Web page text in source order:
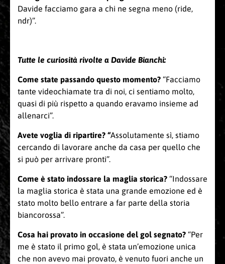
Davide facciamo gara a chi ne segna meno (ride,
ndr)”.
Tutte le curiosità rivolte a Davide Bianchi:
Come state passando questo momento? “Facciamo
tante videochiamate tra di noi, ci sentiamo molto,
quasi di più rispetto a quando eravamo insieme ad
allenarci”.
Avete voglia di ripartire? “Assolutamente sì, stiamo
cercando di lavorare anche da casa per quello che
si può per arrivare pronti”.
Come è stato indossare la maglia storica? “Indossare
la maglia storica è stata una grande emozione ed è
stato molto bello entrare a far parte della storia
biancorossa”.
Cosa hai provato in occasione del gol segnato? “Per
me è stato il primo gol, è stata un’emozione unica
che non avevo mai provato, è venuto fuori anche un